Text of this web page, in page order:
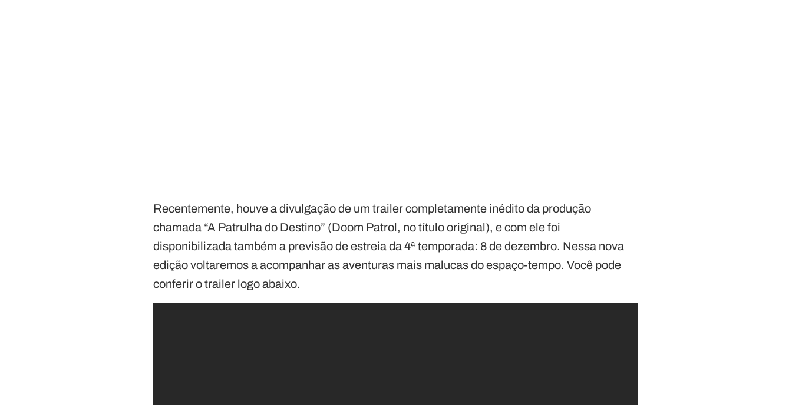
Recentemente, houve a divulgação de um trailer completamente inédito da produção
chamada “A Patrulha do Destino” (Doom Patrol, no título original), e com ele foi
disponibilizada também a previsão de estreia da 4ª temporada: 8 de dezembro. Nessa nova
edição voltaremos a acompanhar as aventuras mais malucas do espaço-tempo. Você pode
conferir o trailer logo abaixo.